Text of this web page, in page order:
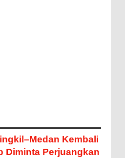
Kembali
Diminta Perjuangkan